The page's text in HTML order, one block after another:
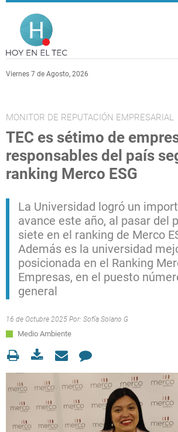
Pasar al contenido principal
Viernes 7 de Agosto, 2026
MONITOR DE REPUTACIÓN EMPRESARIAL
TEC es sétimo de
responsables del país
ranking Merco ESG
La Universidad logró un
avance este año, al pasar del
siete en el ranking de Merco
Además es la universidad
posicionada en el Ranking
Empresas, en el puesto
general
16 de Octubre 2025 Por: Sofía Solano G
Medio Ambiente